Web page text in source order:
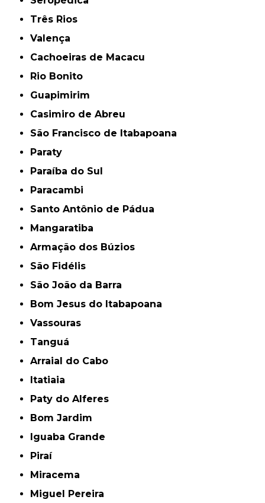
Três Rios
Valença
Cachoeiras de Macacu
Rio Bonito
Guapimirim
Casimiro de Abreu
São Francisco de Itabapoana
Paraty
Paraíba do Sul
Paracambi
Santo Antônio de Pádua
Mangaratiba
Armação dos Búzios
São Fidélis
São João da Barra
Bom Jesus do Itabapoana
Vassouras
Tanguá
Arraial do Cabo
Itatiaia
Paty do Alferes
Bom Jardim
Iguaba Grande
Piraí
Miracema
Miguel Pereira